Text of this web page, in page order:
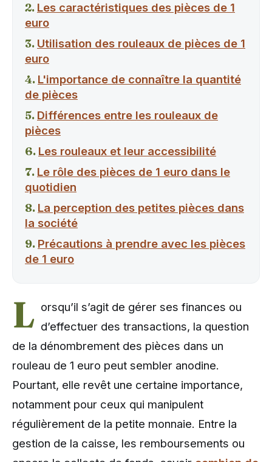
Les caractéristiques des pièces de 1
euro
Utilisation des rouleaux de pièces de 1
euro
L'importance de connaître la quantité
de pièces
Différences entre les rouleaux de
pièces
Les rouleaux et leur accessibilité
Le rôle des pièces de 1 euro dans le
quotidien
La perception des petites pièces dans
la société
Précautions à prendre avec les pièces
de 1 euro
L orsqu’il s’agit de gérer ses finances ou
d’effectuer des transactions, la question
de la dénombrement des pièces dans un
rouleau de 1 euro peut sembler anodine.
Pourtant, elle revêt une certaine importance,
notamment pour ceux qui manipulent
régulièrement de la petite monnaie. Entre la
gestion de la caisse, les remboursements ou